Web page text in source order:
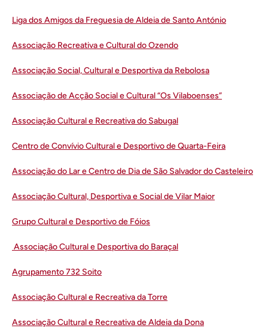
Liga dos Amigos da Freguesia de Aldeia de Santo António
Associação Recreativa e Cultural do Ozendo
Associação Social, Cultural e Desportiva da Rebolosa
Associação de Acção Social e Cultural “Os Vilaboenses”
Associação Cultural e Recreativa do Sabugal
Centro de Convívio Cultural e Desportivo de Quarta-Feira
Associação do Lar e Centro de Dia de São Salvador do Casteleiro
Associação Cultural, Desportiva e Social de Vilar Maior
Grupo Cultural e Desportivo de Fóios
Associação Cultural e Desportiva do Baraçal
Agrupamento 732 Soito
Associação Cultural e Recreativa da Torre
Associação Cultural e Recreativa de Aldeia da Dona